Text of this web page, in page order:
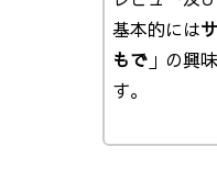
基本的には
もで」の興
す。